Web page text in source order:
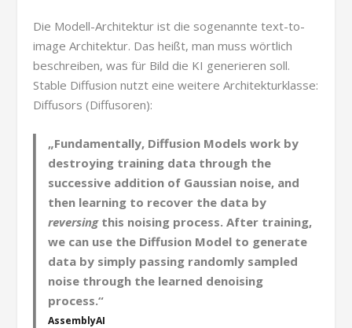
Die Modell-Architektur ist die sogenannte text-to-
image Architektur. Das heißt, man muss wörtlich
beschreiben, was für Bild die KI generieren soll.
Stable Diffusion nutzt eine weitere Architekturklasse:
Diffusors (Diffusoren):
„Fundamentally, Diffusion Models work by
destroying training data through the
successive addition of Gaussian noise, and
then learning to recover the data by
reversingthis noising process. After training,
we can use the Diffusion Model to generate
data by simply passing randomly sampled
noise through the learned denoising
process.“
AssemblyAI